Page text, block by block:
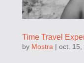
Time Travel
by Mostra | oct. 15,